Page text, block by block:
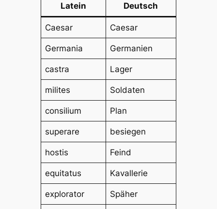
Latein Deutsch
Caesar Caesar
Germania Germanien
castra Lager
milites Soldaten
consilium Plan
superare besiegen
hostis Feind
equitatus Kavallerie
explorator Späher